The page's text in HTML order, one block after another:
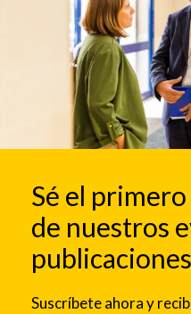
Sé el
de nuestros
publicaciones
Suscríbete ahora y